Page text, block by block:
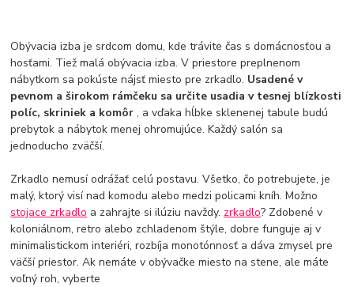
Obývacia izba je srdcom domu, kde trávite čas s domácnosťou a
hosťami. Tiež malá obývacia izba. V priestore preplnenom
nábytkom sa pokúste nájsť miesto pre zrkadlo. Usadené v
pevnom a širokom rámčeku sa určite usadia v tesnej blízkosti
políc, skriniek a komôr, a vďaka hĺbke sklenenej tabule budú
prebytok a nábytok menej ohromujúce. Každý salón sa
jednoducho zväčší.
Zrkadlo nemusí odrážať celú postavu. Všetko, čo potrebujete, je
malý, ktorý visí nad komodu alebo medzi policami kníh. Možno
stojace zrkadlo a zahrajte si ilúziu navždy. zrkadlo? Zdobené v
koloniálnom, retro alebo zchladenom štýle, dobre funguje aj v
minimalistickom interiéri, rozbíja monotónnosť a dáva zmysel pre
väčší priestor. Ak nemáte v obývačke miesto na stene, ale máte
voľný roh, vyberte